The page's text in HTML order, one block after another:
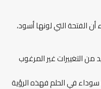
الفتحة التي لونها أسود،
التغييرات غير المرغوب
في الحلم فهذه الرؤية